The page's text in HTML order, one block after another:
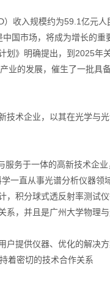
收入规模约为59.1亿元
国市场，将成为增长的重
》明确提出，到2025年
的发展，催生了一批具
术企业，以其在光学与
务于一体的高新技术企
一直从事光谱分析仪器领
积分球式透反射率测试
，并且是广州大学物理
提供仪器、优化的解决
着密切的技术合作关系